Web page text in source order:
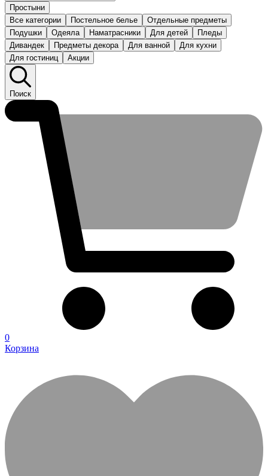
Простыни
Все категории
Постельное белье
Отдельные предметы
Подушки
Одеяла Наматрасники Для детей
Пледы
Дивандек
Предметы декора Для ванной
Для кухни
Для гостиниц
Акции
Поиск
0
Корзина